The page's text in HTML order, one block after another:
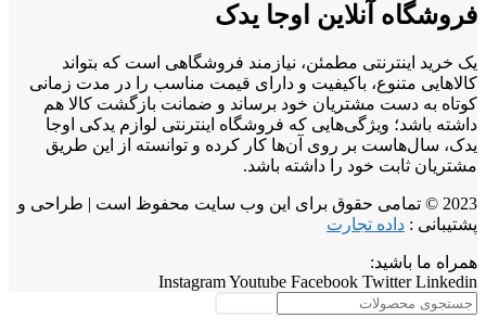
فروشگاه آنلاین اوجا یدک
یک خرید اینترنتی مطمئن، نیازمند فروشگاهی است که بتواند
کالاهایی متنوع، باکیفیت و دارای قیمت مناسب را در مدت زمانی
کوتاه به دست مشتریان خود برساند و ضمانت بازگشت کالا هم
داشته باشد؛ ویژگی‌هایی که فروشگاه اینترنتی لوازم یدکی اوجا
یدک، سال‌هاست بر روی آن‌ها کار کرده و توانسته از این طریق
مشتریان ثابت خود را داشته باشد.
2023 © تمامی حقوق برای این وب سایت محفوظ است | طراحی و
پشتیبانی : داده تجارت
همراه ما باشید:
InstagramYoutube Facebook Twitter Linkedin